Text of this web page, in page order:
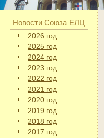
Новости Союза ЕЛЦ
2026 год
2025 год
2024 год
2023 год
2022 год
2021 год
2020 год
2019 год
2018 год
2017 год